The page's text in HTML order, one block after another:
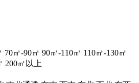
70㎡-90㎡ 90㎡-110㎡ 110㎡-130㎡
200㎡以上